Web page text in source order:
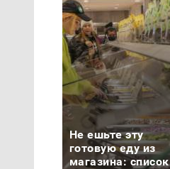
Не ешьте эту
готовую еду из
магазина: список